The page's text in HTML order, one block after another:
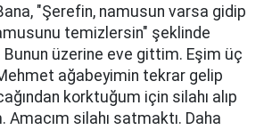
"Şerefin, namusun varsa gidip
temizlersin" şeklinde
Bunun üzerine eve gittim. Eşim üç
ağabeyimin tekrar gelip
korktuğum için silahı alıp
Amacım silahı satmaktı. Daha